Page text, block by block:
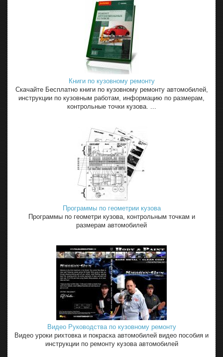
Книги по кузовному ремонту
Скачайте Бесплатно книги по кузовному ремонту автомобилей,
инструкции по кузовным работам, информацию по размерам,
контрольные точки кузова. ...
Программы по геометрии кузова
Программы по геометри кузова, контрольным точкам и
размерам автомобилей
Видео Руководства по кузовному ремонту
Видео уроки рихтовка и покраска автомобилей видео пособия и
инструкции по ремонту кузова автомобилей